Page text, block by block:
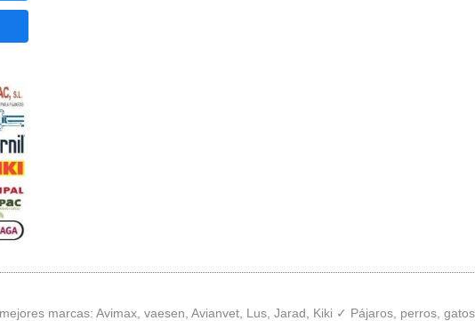
marcas: Avimax, vaesen, Avianvet, Lus, Jarad, Kiki ✓ Pájaros, perros,